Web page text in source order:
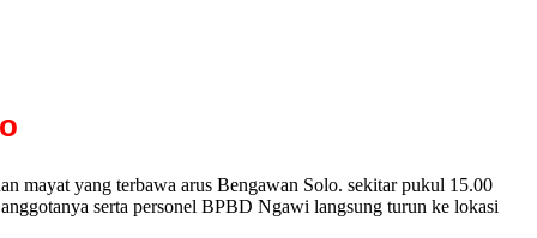
yang terbawa arus Bengawan Solo. sekitar pukul 15.00
serta personel BPBD Ngawi langsung turun ke lokasi